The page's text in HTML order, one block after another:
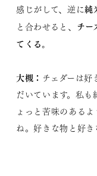
感じがして、逆に純
と合わせると、 チ
てくる。
大槻： チェダーは
だいています。私
ょっと苦味のある
ね。好きな物と好き